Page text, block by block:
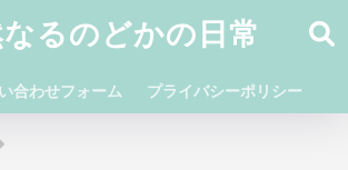
るのどかの日常
合わせフォーム プライバシーポリシー